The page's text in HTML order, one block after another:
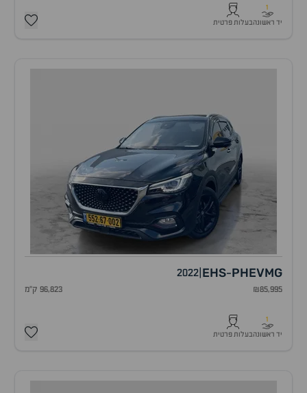
1
יד ראשונהבעלות פרטית
MG
EHS-PHEV
2022
₪85,995 96,823 ק"מ
1
יד ראשונהבעלות פרטית